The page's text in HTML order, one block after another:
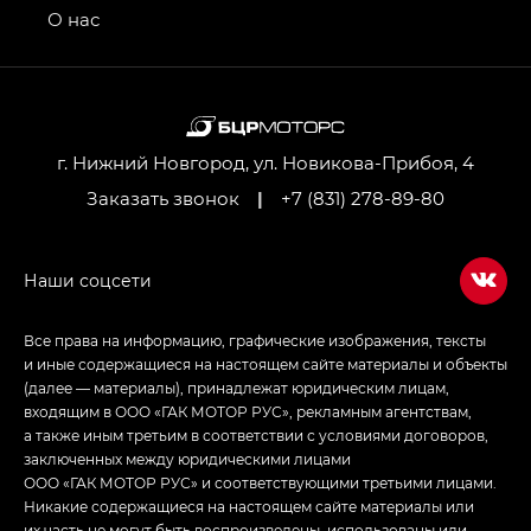
привод — GB AWD, Джи Эль Полный привод —
Джи Икс ПРЕМИУМ — GX PREMIUM, ЛАУНЖ —
LOUNGE
Empow — Эмпау (Empow) в комплектации
г. Нижний Новгород, ул. Новикова-Прибоя, 4
Заказать звонок
| +7 (831) 278-89-80
О нас
Все права на информацию, графические изображения, тексты
и иные содержащиеся на настоящем сайте материалы и объекты
(далее — материалы), принадлежат юридическим лицам,
входящим в ООО «ГАК МОТОР РУС», рекламным агентствам,
а также иным третьим в соответствии с условиями договоров,
заключенных между юридическими лицами
ООО «ГАК МОТОР РУС» и соответствующими третьими лицами.
Никакие содержащиеся на настоящем сайте материалы или